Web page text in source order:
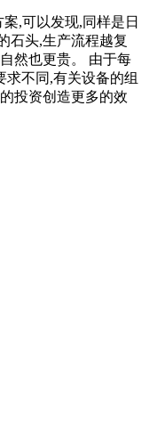
,可以发现,同样是日
石头,生产流程越复
然也更贵。 由于每
不同,有关设备的组
投资创造更多的效